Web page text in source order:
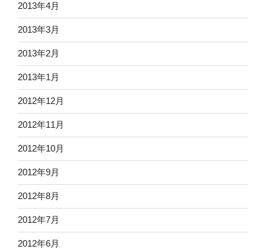
2013年4月
2013年3月
2013年2月
2013年1月
2012年12月
2012年11月
2012年10月
2012年9月
2012年8月
2012年7月
2012年6月